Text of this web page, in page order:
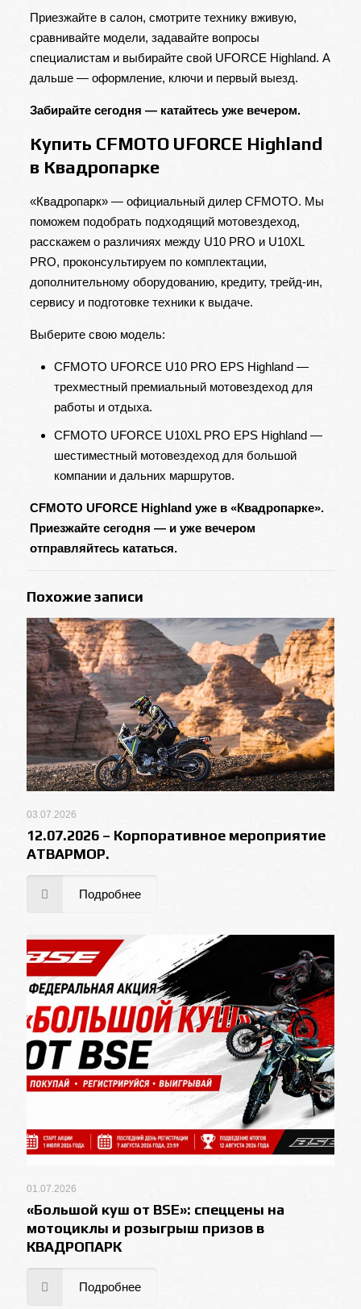
Приезжайте в салон, смотрите технику вживую,
сравнивайте модели, задавайте вопросы
специалистам и выбирайте свой UFORCE Highland. А
дальше — оформление, ключи и первый выезд.
Забирайте сегодня — катайтесь уже вечером.
Купить CFMOTO UFORCE Highland
в Квадропарке
«Квадропарк» — официальный дилер CFMOTO. Мы
поможем подобрать подходящий мотовездеход,
расскажем о различиях между U10 PRO и U10XL
PRO, проконсультируем по комплектации,
дополнительному оборудованию, кредиту, трейд-ин,
сервису и подготовке техники к выдаче.
Выберите свою модель:
CFMOTO UFORCE U10 PRO EPS Highland—
трехместный премиальный мотовездеход для
работы и отдыха.
CFMOTO UFORCE U10XL PRO EPS Highland—
шестиместный мотовездеход для большой
компании и дальних маршрутов.
CFMOTO UFORCE Highland уже в «Квадропарке».
Приезжайте сегодня — и уже вечером
отправляйтесь кататься.
Похожие записи
03.07.2026
12.07.2026 – Корпоративное мероприятие
АТВАРМОР.
Подробнее
01.07.2026
«Большой куш от BSE»: спеццены на
мотоциклы и розыгрыш призов в
КВАДРОПАРК
Подробнее